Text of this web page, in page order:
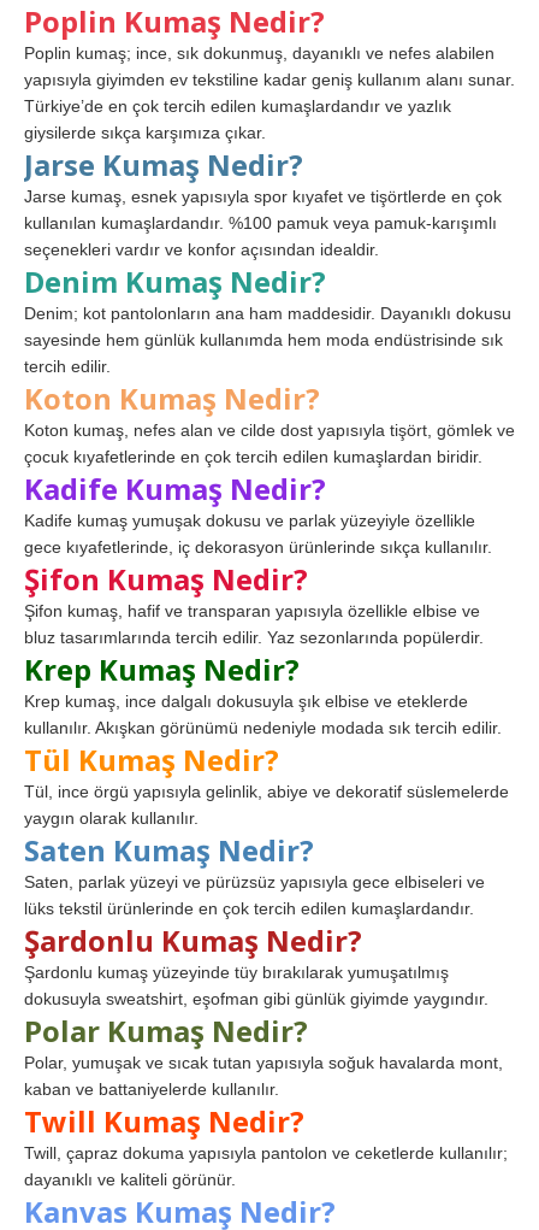
Poplin Kumaş Nedir?
Poplin kumaş; ince, sık dokunmuş, dayanıklı ve nefes alabilen
yapısıyla giyimden ev tekstiline kadar geniş kullanım alanı sunar.
Türkiye’de en çok tercih edilen kumaşlardandır ve yazlık
giysilerde sıkça karşımıza çıkar.
Jarse Kumaş Nedir?
Jarse kumaş, esnek yapısıyla spor kıyafet ve tişörtlerde en çok
kullanılan kumaşlardandır. %100 pamuk veya pamuk-karışımlı
seçenekleri vardır ve konfor açısından idealdir.
Denim Kumaş Nedir?
Denim; kot pantolonların ana ham maddesidir. Dayanıklı dokusu
sayesinde hem günlük kullanımda hem moda endüstrisinde sık
tercih edilir.
Koton Kumaş Nedir?
Koton kumaş, nefes alan ve cilde dost yapısıyla tişört, gömlek ve
çocuk kıyafetlerinde en çok tercih edilen kumaşlardan biridir.
Kadife Kumaş Nedir?
Kadife kumaş yumuşak dokusu ve parlak yüzeyiyle özellikle
gece kıyafetlerinde, iç dekorasyon ürünlerinde sıkça kullanılır.
Şifon Kumaş Nedir?
Şifon kumaş, hafif ve transparan yapısıyla özellikle elbise ve
bluz tasarımlarında tercih edilir. Yaz sezonlarında popülerdir.
Krep Kumaş Nedir?
Krep kumaş, ince dalgalı dokusuyla şık elbise ve eteklerde
kullanılır. Akışkan görünümü nedeniyle modada sık tercih edilir.
Tül Kumaş Nedir?
Tül, ince örgü yapısıyla gelinlik, abiye ve dekoratif süslemelerde
yaygın olarak kullanılır.
Saten Kumaş Nedir?
Saten, parlak yüzeyi ve pürüzsüz yapısıyla gece elbiseleri ve
lüks tekstil ürünlerinde en çok tercih edilen kumaşlardandır.
Şardonlu Kumaş Nedir?
Şardonlu kumaş yüzeyinde tüy bırakılarak yumuşatılmış
dokusuyla sweatshirt, eşofman gibi günlük giyimde yaygındır.
Polar Kumaş Nedir?
Polar, yumuşak ve sıcak tutan yapısıyla soğuk havalarda mont,
kaban ve battaniyelerde kullanılır.
Twill Kumaş Nedir?
Twill, çapraz dokuma yapısıyla pantolon ve ceketlerde kullanılır;
dayanıklı ve kaliteli görünür.
Kanvas Kumaş Nedir?